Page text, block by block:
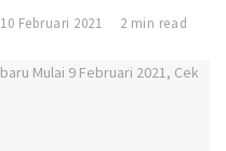
10 Februari 2021 2 min read